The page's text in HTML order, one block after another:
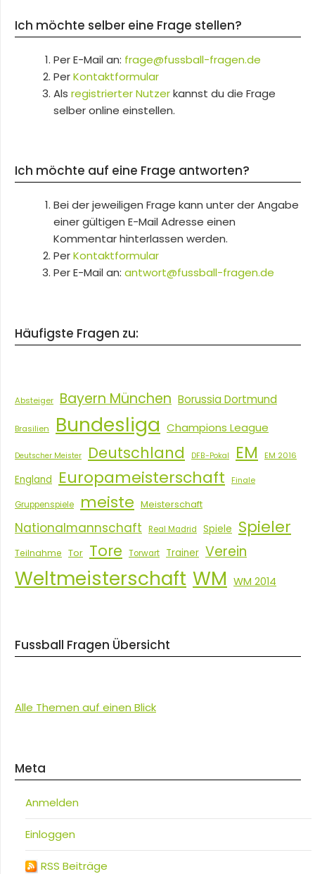
Ich möchte selber eine Frage stellen?
Per E-Mail an: frage@fussball-fragen.de
PerKontaktformular
Als registrierter Nutzerkannst du die Frage
selber online einstellen.
Ich möchte auf eine Frage antworten?
Bei der jeweiligen Frage kann unter der Angabe
einer gültigen E-Mail Adresse einen
Kommentar hinterlassen werden.
PerKontaktformular
Per E-Mail an: antwort@fussball-fragen.de
Häufigste Fragen zu:
Absteiger Bayern München Borussia Dortmund
Brasilien Bundesliga Champions League
Deutscher Meister Deutschland DFB-Pokal EM EM 2016
England Europameisterschaft Finale
Gruppenspiele meiste Meisterschaft
Nationalmannschaft Real Madrid Spiele Spieler
Teilnahme Tor Tore Torwart Trainer Verein
Weltmeisterschaft WM WM 2014
Fussball Fragen Übersicht
Alle Themen auf einen Blick
Meta
Anmelden
Einloggen
RSS Beiträge